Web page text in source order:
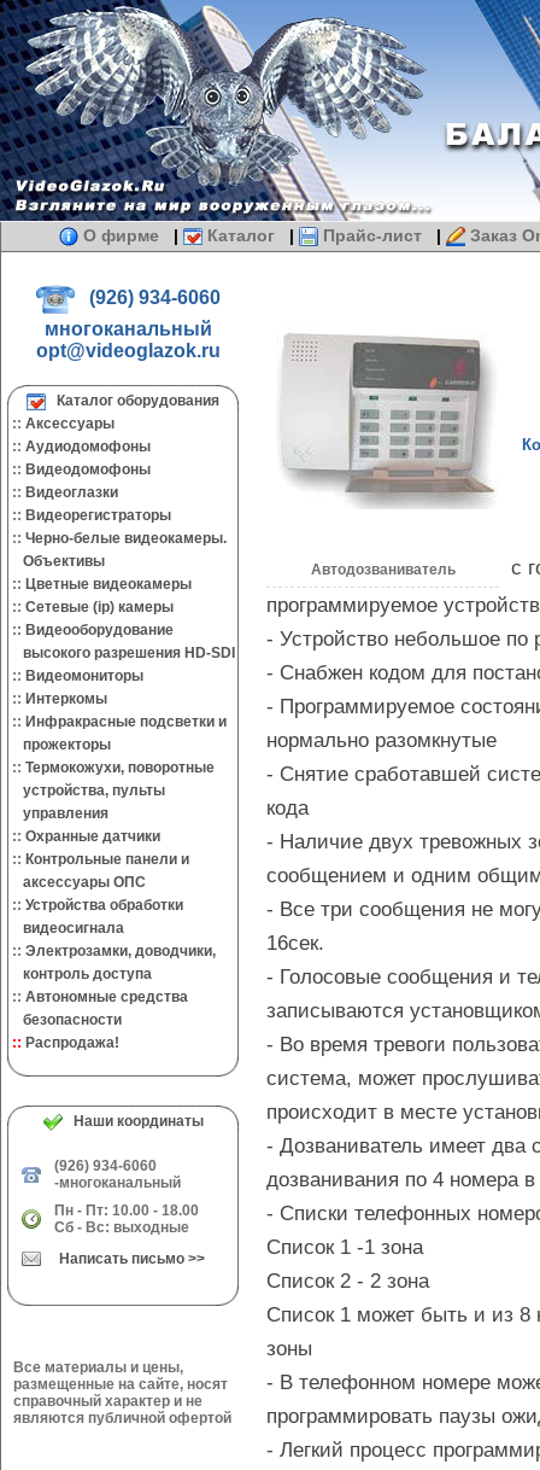
О фирме | Каталог | Прайс-лист | Заказ
(926) 934-6060
многоканальный
opt@videoglazok.ru
Каталог оборудования
:: Аксессуары
:: Аудиодомофоны
:: Видеодомофоны
:: Видеоглазки
:: Видеорегистраторы
:: Черно-белые видеокамеры.
Объективы
:: Цветные видеокамеры
:: Сетевые (ip) камеры
:: Видеооборудование
высокого разрешения HD-SDI
:: Видеомониторы
:: Интеркомы
:: Инфракрасные подсветки и
прожекторы
:: Термокожухи, поворотные
устройства, пульты
управления
:: Охранные датчики
:: Контрольные панели и
аксессуары ОПС
:: Устройства обработки
видеосигнала
:: Электрозамки, доводчики,
контроль доступа
:: Автономные средства
безопасности
:: Распродажа!
Наши координаты
(926) 934-6060
-многоканальный
Пн - Пт: 10.00 - 18.00
Сб - Вс: выходные
Написать письмо >>
Все материалы и цены,
размещенные на сайте, носят
справочный характер и не
являются публичной офертой
Автодозваниватель
с
программируемое
- Устройство небольшое по
- Снабжен кодом для
- Программируемое
нормально разомкнутые
- Снятие сработавшей
кода
- Наличие двух тревожных
сообщением и одним
- Все три сообщения не
16сек.
- Голосовые сообщения и
записываются
- Во время тревоги
система, может
происходит в месте
- Дозваниватель имеет два
дозванивания по 4 номера
- Списки телефонных
Список 1 -1 зона
Список 2 - 2 зона
Список 1 может быть и из 8
зоны
- В телефонном номере
программировать паузы
- Легкий процесс